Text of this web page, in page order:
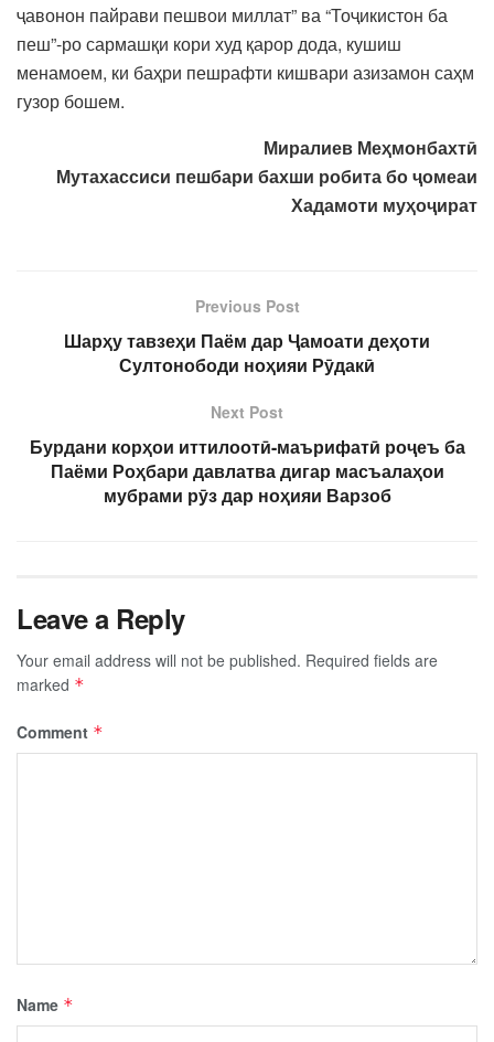
ҷавонон пайрави пешвои миллат” ва “Тоҷикистон ба
пеш”-ро сармашқи кори худ қарор дода, кушиш
менамоем, ки баҳри пешрафти кишвари азизамон саҳм
гузор бошем.
Миралиев Меҳмонбахтӣ
Мутахассиси пешбари бахши робита бо ҷомеаи
Хадамоти муҳоҷират
Previous Post
Шарҳу тавзеҳи Паём дар Ҷамоати деҳоти
Султонободи ноҳияи Рӯдакӣ
Next Post
Бурдани корҳои иттилоотӣ-маърифатӣ роҷеъ ба
Паёми Роҳбари давлатва дигар масъалаҳои
мубрами рӯз дар ноҳияи Варзоб
Leave a Reply
Your email address will not be published. Required fields are
marked *
Comment *
Name *